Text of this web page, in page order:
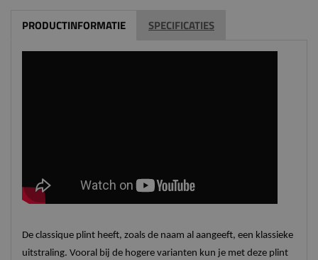
PRODUCTINFORMATIE SPECIFICATIES
De classique plint heeft, zoals de naam al aangeeft, een klassieke
uitstraling. Vooral bij de hogere varianten kun je met deze plint